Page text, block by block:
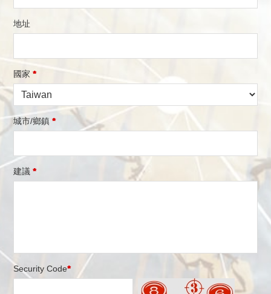
地址
國家*
城市/鄉鎮*
建議*
Security Code*